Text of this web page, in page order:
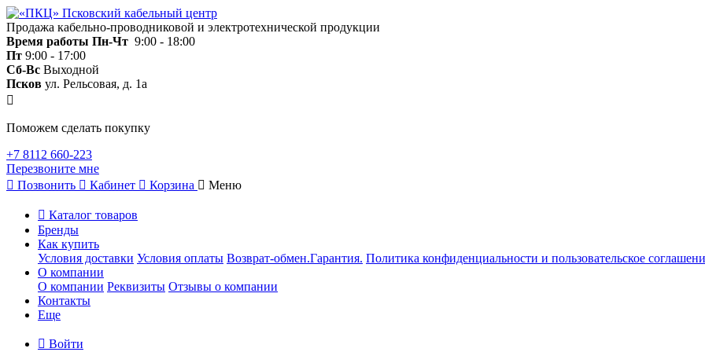
Продажа кабельно-проводниковой и электротехнической продукции
Время работы Пн-Чт 9:00 - 18:00
Пт 9:00 - 17:00
Сб-Вс Выходной
Псков ул. Рельсовая, д. 1а
Поможем сделать покупку
+7 8112 660-223
Перезвоните мне
Позвонить
Кабинет Корзина Меню
Каталог товаров
Бренды
Как купить
Условия доставки Условия оплаты Возврат-обмен.Гарантия. Политика конфиденциальности и пользовательское
О компании
О компании Реквизиты Отзывы о компании
Контакты
Еще
Войти